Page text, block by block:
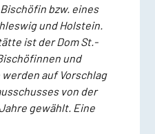
bzw. eines
und Holstein.
ist der Dom St.-
und
auf Vorschlag
von der
gewählt. Eine